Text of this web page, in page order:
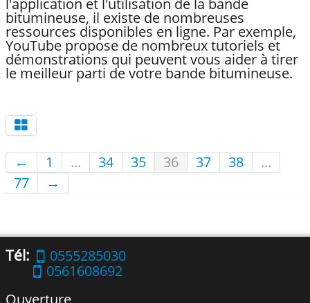
l'application et l'utilisation de la bande
bitumineuse, il existe de nombreuses
ressources disponibles en ligne. Par exemple,
YouTube propose de nombreux tutoriels et
démonstrations qui peuvent vous aider à tirer
le meilleur parti de votre bande bitumineuse.
← 1 ... 34 35 36 37 38
...
77
→
Tél:
0555285030
0561608692